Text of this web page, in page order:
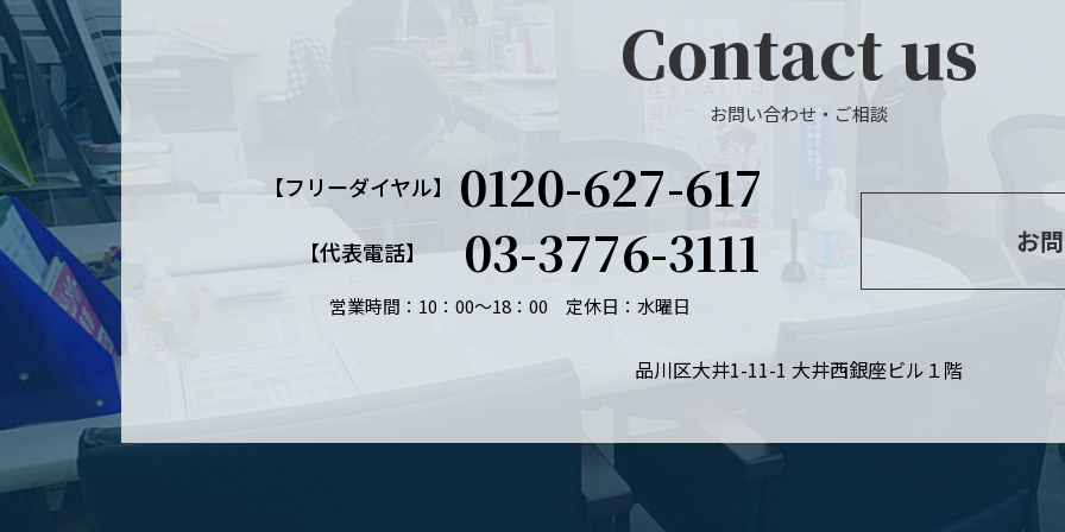
Contact us
お問い合わせ・ご相談
【フリーダイヤル】 0120-627-617
【代表電話】 03-3776-3111
営業時間：10：00～18：00 定休日：水曜日
お
品川区大井1-11-1 大井西銀座ビル１階